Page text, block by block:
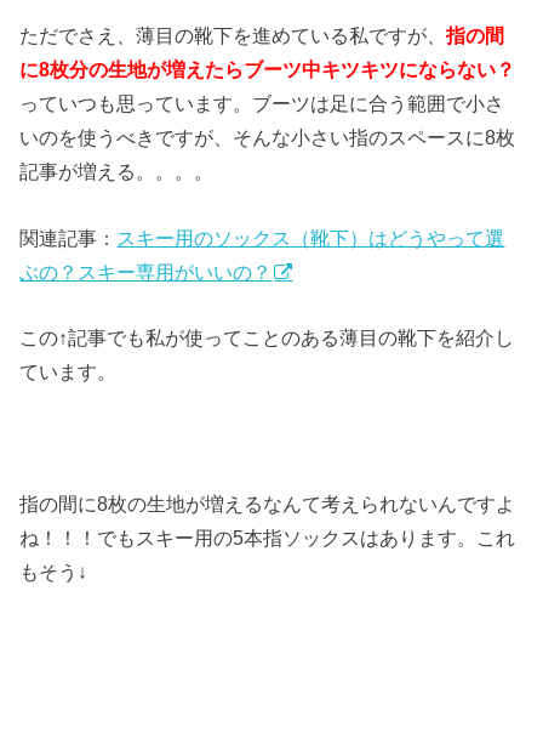
ただでさえ、薄目の靴下を進めている私ですが、指の間
に8枚分の生地が増えたらブーツ中キツキツにならない？
っていつも思っています。ブーツは足に合う範囲で小さ
いのを使うべきですが、そんな小さい指のスペースに8枚
記事が増える。。。。
関連記事： スキー用のソックス（靴下）はどうやって選
ぶの？スキー専用がいいの？
この↑記事でも私が使ってことのある薄目の靴下を紹介し
ています。
指の間に8枚の生地が増えるなんて考えられないんですよ
ね！！！でもスキー用の5本指ソックスはあります。これ
もそう↓